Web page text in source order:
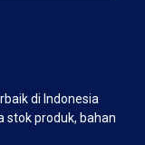
di Indonesia
stok produk, bahan